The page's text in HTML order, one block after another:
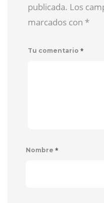
publicada. Los
marcados con *
Tu comentario *
Nombre *